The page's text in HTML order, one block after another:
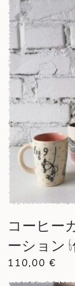
コーヒー
ーション
110,00 €